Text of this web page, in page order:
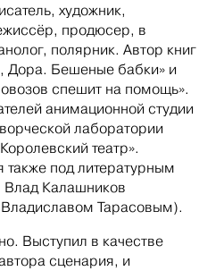
художник,
продюсер, в
полярник. Автор книг
Дора. Бешеные бабки» и
спешит на помощь».
анимационной студии
лаборатории
театр».
также под литературным
Калашников
Тарасовым).
Выступил в качестве
сценария, и